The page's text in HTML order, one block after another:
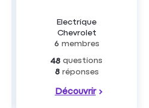
Electrique
Chevrolet
6 membres
48 questions
8 réponses
Découvrir